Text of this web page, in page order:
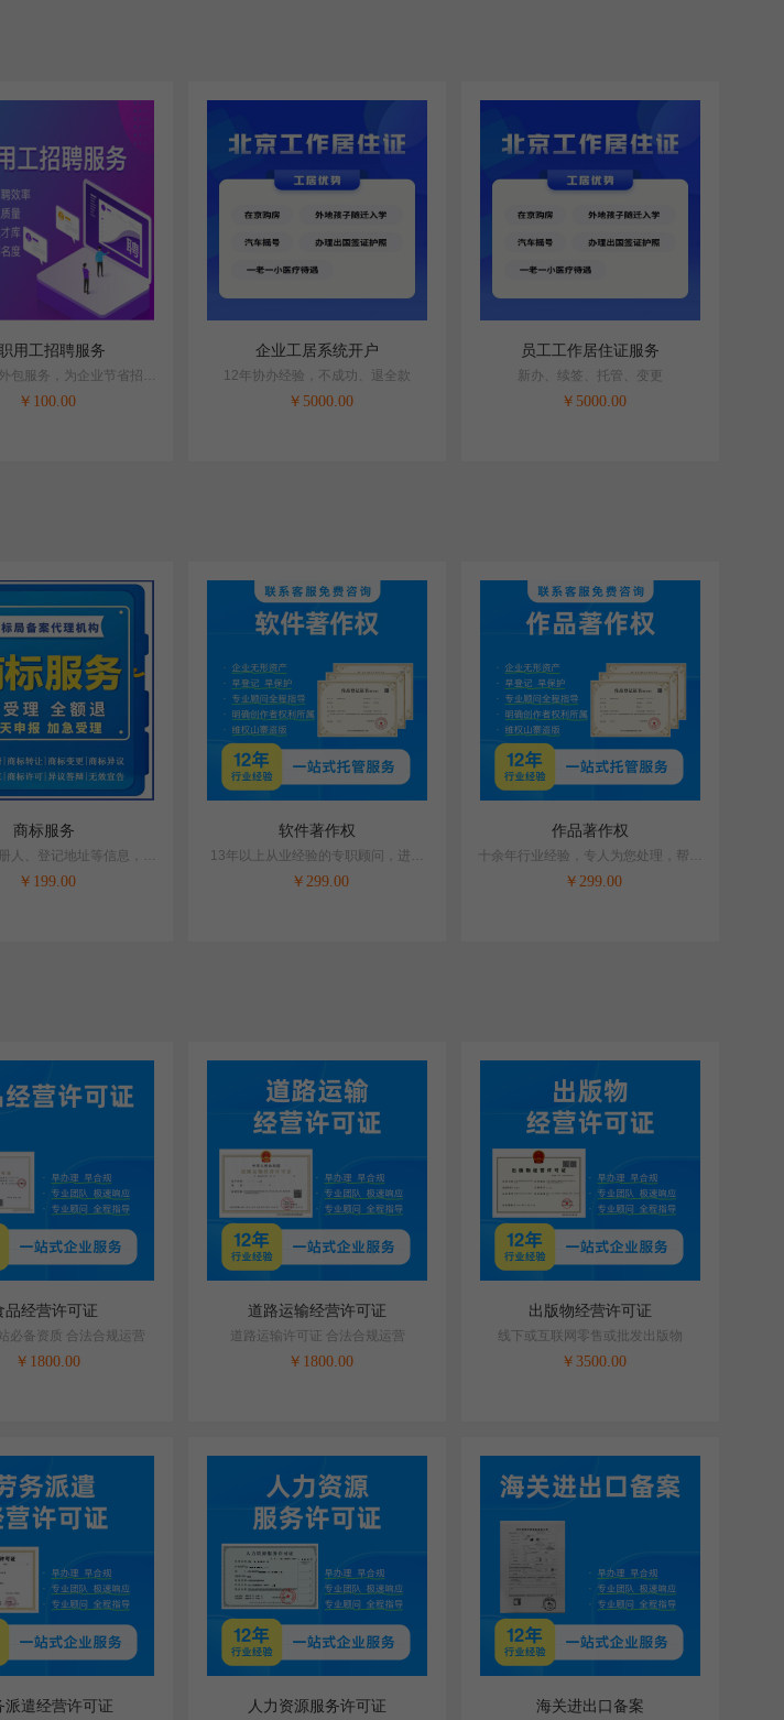
用工招聘服务
包服务，为企业节省招聘
成本。
￥ 100.00
企业工居系统开户
12年协办经验，不成功、退全款
￥ 5000.00
员工工作居住证服务
新办、续签、托管、变更
￥ 5000.00
商标服务
人、登记地址等信息，须
向商标局申请变更
￥ 199.00
软件著作权
13年以上从业经验的专职顾问，进行
即时登记。
￥ 299.00
作品著作权
十余年行业经验，专人为您处理，帮您
解决创业难题！
￥ 299.00
品经营许可证
必备资质 合法合规运营
￥ 1800.00
道路运输经营许可证
道路运输许可证 合法合规运营
￥ 1800.00
出版物经营许可证
线下或互联网零售或批发出版物
￥ 3500.00
派遣经营许可证 人力资源服务许可证 海关进出口备案